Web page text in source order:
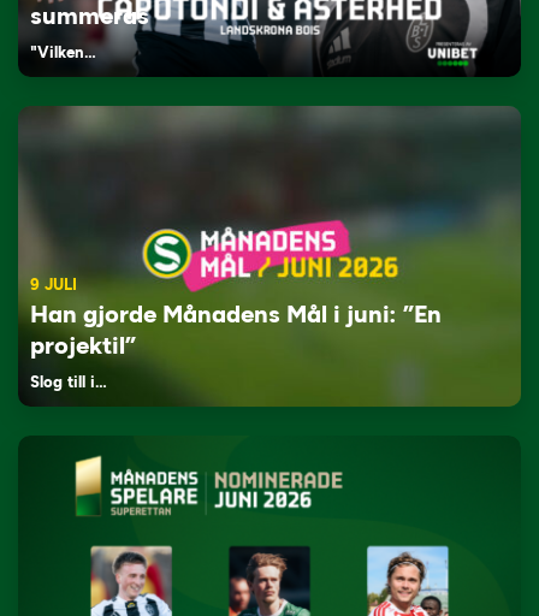
summeras
"Vilken…
9 JULI
Han gjorde Månadens Mål i juni: ”En
projektil”
Slog till i…